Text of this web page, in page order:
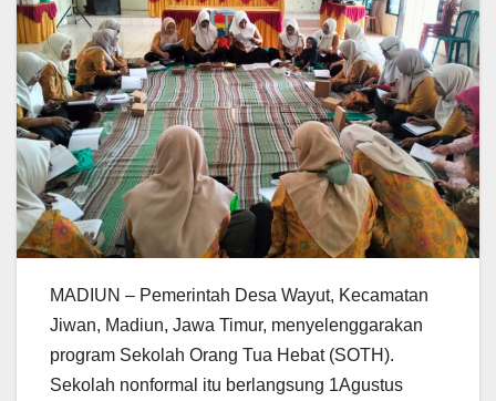
MADIUN – Pemerintah Desa Wayut, Kecamatan
Jiwan, Madiun, Jawa Timur, menyelenggarakan
program Sekolah Orang Tua Hebat (SOTH).
Sekolah nonformal itu berlangsung 1Agustus